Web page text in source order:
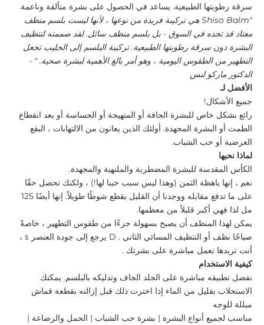
سرقة رطوبتها الطبيعية. يساعد في الحصول على بشرة متألقة وناعمة.
"Shiso Balm هي تركيبة فريدة من نوعها ، لأنها ليست بلسم منظف
معتاد قد تجده في السوق - بل بلسم منظف سائل. لقد صممته لتنظيف
البشرة دون سرقة رطوبتها الطبيعية. تركيبة البلسم إلى الحليب تجعل
التطهير من الطقوس اليومية ، وهو أمر بالغ الأهمية لبشرة صحية. " -
الدكتور ماركو لنس
الأفضل لـ
جميع الأشكال!
رائع بشكل خاص للبشرة الجافة أو المتهيجة أو الحساسة أو بعد انقطاع
الطمث أو البشرة المجهدة. أولئك الذين يعانون من الالتهابات ، البقع
العرضية أو حب الشباب.
لماذا نحبها
الكأس المقدسة للبشرة المضطربة والملتهبة والمجهدة.
نعم ، إنها باهظة الثمن (وهذا ليس سبب حبنا لها!) ، ولكنك تحصل حقًا
على ما تدفع مقابله ووجدنا أن القليل يقطع شوطًا طويلاً. إنها أيضًا 125
مل لذا فهي أكبر قليلاً من معظمها.
يمكن لهذا المنظف أن يصبح بسهولة جزءًا من طقوس التطهير ، خاصةً
صباحًا نظف أو التنظيف المسائي الثاني .
D يرجع إلى جودة العنصر s ،
أنت تريدها تعمل مباشرة على بشرتك .
كيفية الاستخدام
نفضل تطبيقه مباشرة على الجلد الجاف وتدليكه بالبلسم. يمكنك
الاستحلاب بقليل من الماء إذا اخترت ذلك قبل إزالته بقطعة قماش
مبللة للوجه
مناسب لجميع أنواع البشرة | بشرة حب الشباب | الحمل والرضاعة |